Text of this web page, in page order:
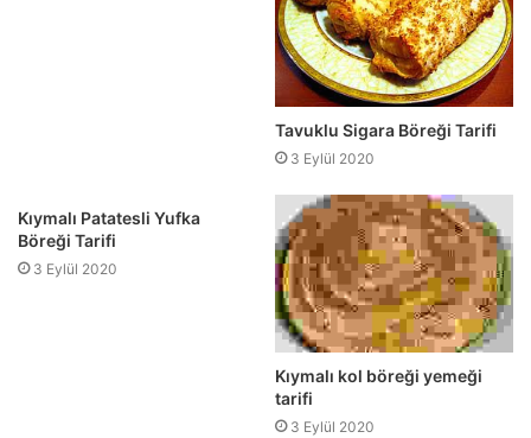
Tavuklu Sigara Böreği Tarifi
3 Eylül 2020
Kıymalı Patatesli Yufka
Böreği Tarifi
3 Eylül 2020
Kıymalı kol böreği yemeği
tarifi
3 Eylül 2020